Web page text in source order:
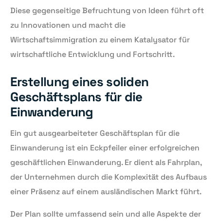
Diese gegenseitige Befruchtung von Ideen führt oft
zu Innovationen und macht die
Wirtschaftsimmigration zu einem Katalysator für
wirtschaftliche Entwicklung und Fortschritt.
Erstellung eines soliden
Geschäftsplans für die
Einwanderung
Ein gut ausgearbeiteter Geschäftsplan für die
Einwanderung ist ein Eckpfeiler einer erfolgreichen
geschäftlichen Einwanderung. Er dient als Fahrplan,
der Unternehmen durch die Komplexität des Aufbaus
einer Präsenz auf einem ausländischen Markt führt.
Der Plan sollte umfassend sein und alle Aspekte der